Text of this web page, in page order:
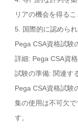
リアの機会を得るこ
5. 国際的に認めら
Pega CSA資格試験
詳細: Pega CSA資
試験の準備: 関連す
Pega CSA資格試験
集の使用は不可欠
す。